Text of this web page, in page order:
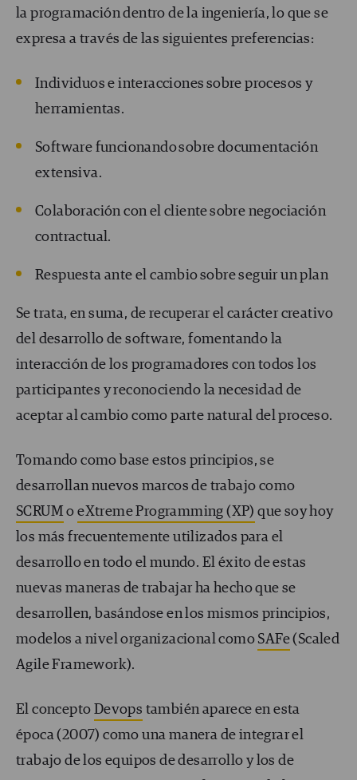
la programación dentro de la ingeniería, lo que se
expresa a través de las siguientes preferencias:
Individuos e interacciones sobre procesos y
herramientas.
Software funcionando sobre documentación
extensiva.
Colaboración con el cliente sobre negociación
contractual.
Respuesta ante el cambio sobre seguir un plan
Se trata, en suma, de recuperar el carácter creativo
del desarrollo de software, fomentando la
interacción de los programadores con todos los
participantes y reconociendo la necesidad de
aceptar al cambio como parte natural del proceso.
Tomando como base estos principios, se
desarrollan nuevos marcos de trabajo como
SCRUM oeXtreme Programming (XP) que soy hoy
los más frecuentemente utilizados para el
desarrollo en todo el mundo. El éxito de estas
nuevas maneras de trabajar ha hecho que se
desarrollen, basándose en los mismos principios,
modelos a nivel organizacional como SAFe(Scaled
Agile Framework).
El concepto Devops también aparece en esta
época (2007) como una manera de integrar el
trabajo de los equipos de desarrollo y los de